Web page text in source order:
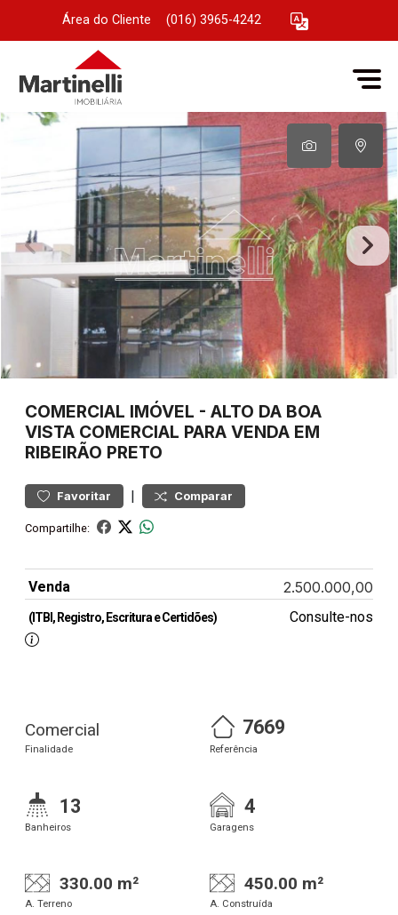
Área do Cliente (016) 3965-4242
COMERCIAL IMÓVEL - ALTO DA BOA
VISTA COMERCIAL PARA VENDA EM
RIBEIRÃO PRETO
Favoritar | Comparar
Compartilhe:
Venda 2.500.000,00
(ITBI, Registro, Escritura e Certidões) Consulte-nos
Comercial
Finalidade
7669
Referência
13
Banheiros
4
Garagens
330.00 m²
A. Terreno
450.00 m²
A. Construída